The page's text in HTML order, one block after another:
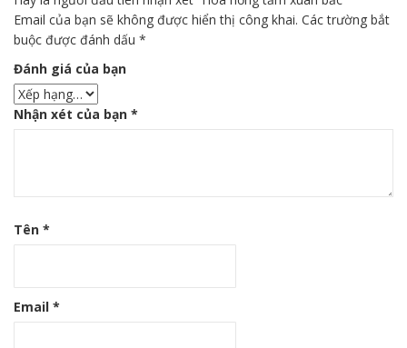
Email của bạn sẽ không được hiển thị công khai. Các trường bắt
buộc được đánh dấu *
Đánh giá của bạn
Nhận xét của bạn *
Tên *
Email *